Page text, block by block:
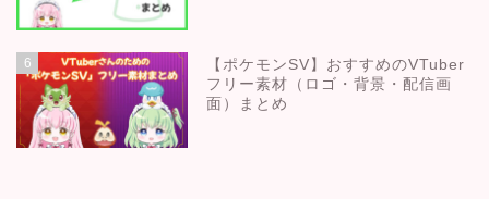
6
【ポケモンSV】おすすめのVTuber
フリー素材（ロゴ・背景・配信画
面）まとめ